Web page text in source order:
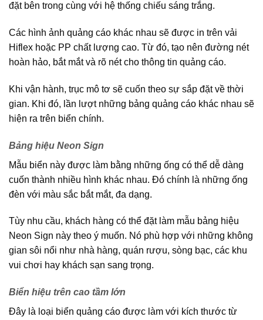
đặt bên trong cùng với hệ thống chiếu sáng trắng.
Các hình ảnh quảng cáo khác nhau sẽ được in trên vải
Hiflex hoặc PP chất lượng cao. Từ đó, tạo nên đường nét
hoàn hảo, bắt mắt và rõ nét cho thông tin quảng cáo.
Khi vận hành, trục mô tơ sẽ cuốn theo sự sắp đặt về thời
gian. Khi đó, lần lượt những bảng quảng cáo khác nhau sẽ
hiện ra trên biển chính.
Bảng hiệu Neon Sign
Mẫu biển này được làm bằng những ống có thể dễ dàng
cuốn thành nhiều hình khác nhau. Đó chính là những ống
đèn với màu sắc bắt mắt, đa dạng.
Tùy nhu cầu, khách hàng có thể đặt làm mẫu bảng hiệu
Neon Sign này theo ý muốn. Nó phù hợp với những không
gian sôi nổi như nhà hàng, quán rượu, sòng bạc, các khu
vui chơi hay khách sạn sang trọng.
Biển hiệu trên cao tầm lớn
Đây là loại biển quảng cáo được làm với kích thước từ